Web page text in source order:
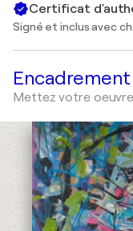
Certificat
Signé et inclus avec
Encadrement
Mettez votre